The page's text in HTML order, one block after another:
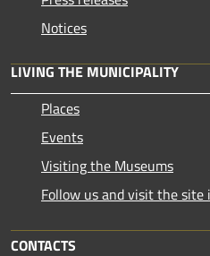
Notices
LIVING THE MUNICIPALITY
Places
Events
Visiting the Museums
Follow us and visit the site
CONTACTS